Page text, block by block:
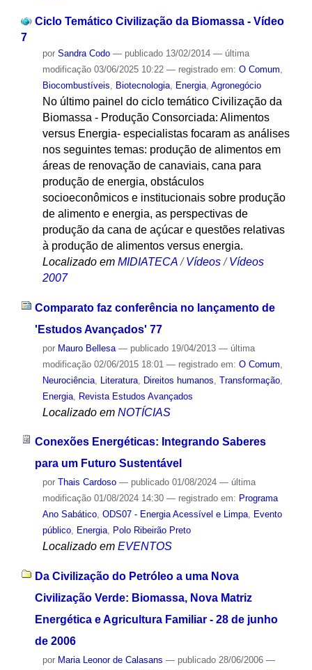
Ciclo Temático Civilização da Biomassa - Vídeo
7
por Sandra Codo — publicado13/02/2014 — última
modificação03/06/2025 10:22 — registrado em: O Comum,
Biocombustíveis, Biotecnologia, Energia, Agronegócio
No último painel do ciclo temático Civilização da
Biomassa - Produção Consorciada: Alimentos
versus Energia- especialistas focaram as análises
nos seguintes temas: produção de alimentos em
áreas de renovação de canaviais, cana para
produção de energia, obstáculos
socioeconômicos e institucionais sobre produção
de alimento e energia, as perspectivas de
produção da cana de açúcar e questões relativas
à produção de alimentos versus energia.
Localizado em MIDIATECA /Vídeos /Vídeos
2007
Comparato faz conferência no lançamento de
'Estudos Avançados' 77
por Mauro Bellesa — publicado19/04/2013 — última
modificação02/06/2015 18:01 — registrado em: O Comum
Neurociência, Literatura, Direitos humanos Transformação,
Energia, Revista Estudos Avançados
Localizado em NOTÍCIAS
Conexões Energéticas: Integrando Saberes
para um Futuro Sustentável
por Thais Cardoso — publicado01/08/2024 — última
modificação01/08/2024 14:30 — registrado em: Programa
Ano Sabático, ODS07 - Energia Acessível e Limpa, Evento
público, Energia, Polo Ribeirão Preto
Localizado em EVENTOS
Da Civilização do Petróleo a uma Nova
Civilização Verde: Biomassa, Nova Matriz
Energética e Agricultura Familiar - 28 de junho
de 2006
por Maria Leonor de Calasans — publicado28/06/2006 —